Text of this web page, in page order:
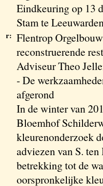
Eindkeuring op 13
Stam te
r: Flentrop
reconstruerende
Adviseur Theo
- De
afgerond
In de winter van
Bloemhof
kleurenonderzoek
adviezen van S.
betrekking tot de
oorspronkelijke